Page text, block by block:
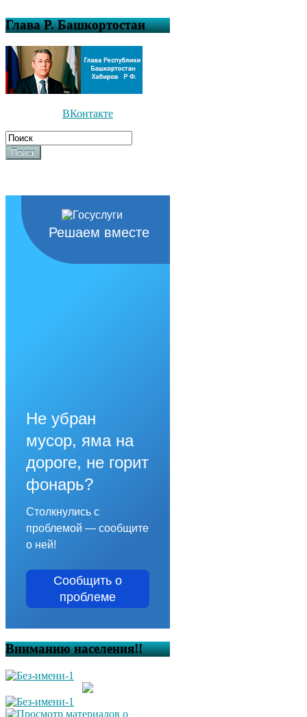
Глава Р. Башкортостан
ВКонтакте
Поиск
Решаем вместе
Не убран
мусор, яма на
дороге, не горит
фонарь?
Столкнулись с
проблемой — сообщите
о ней!
Сообщить о
проблеме
Вниманию населения!!